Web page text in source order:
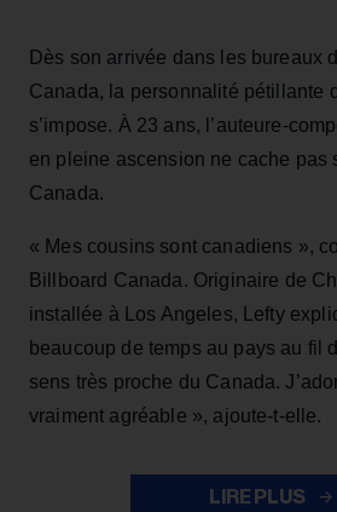
Dès son arrivée dans les bureaux
Canada, la personnalité pétillante
s’impose. À 23 ans, l’auteure-
en pleine ascension ne cache pas
Canada.
« Mes cousins sont canadiens »,
Billboard Canada. Originaire de
installée à Los Angeles, Lefty
beaucoup de temps au pays au fil
sens très proche du Canada.
vraiment agréable », ajoute-t-elle.
LIRE PLUS